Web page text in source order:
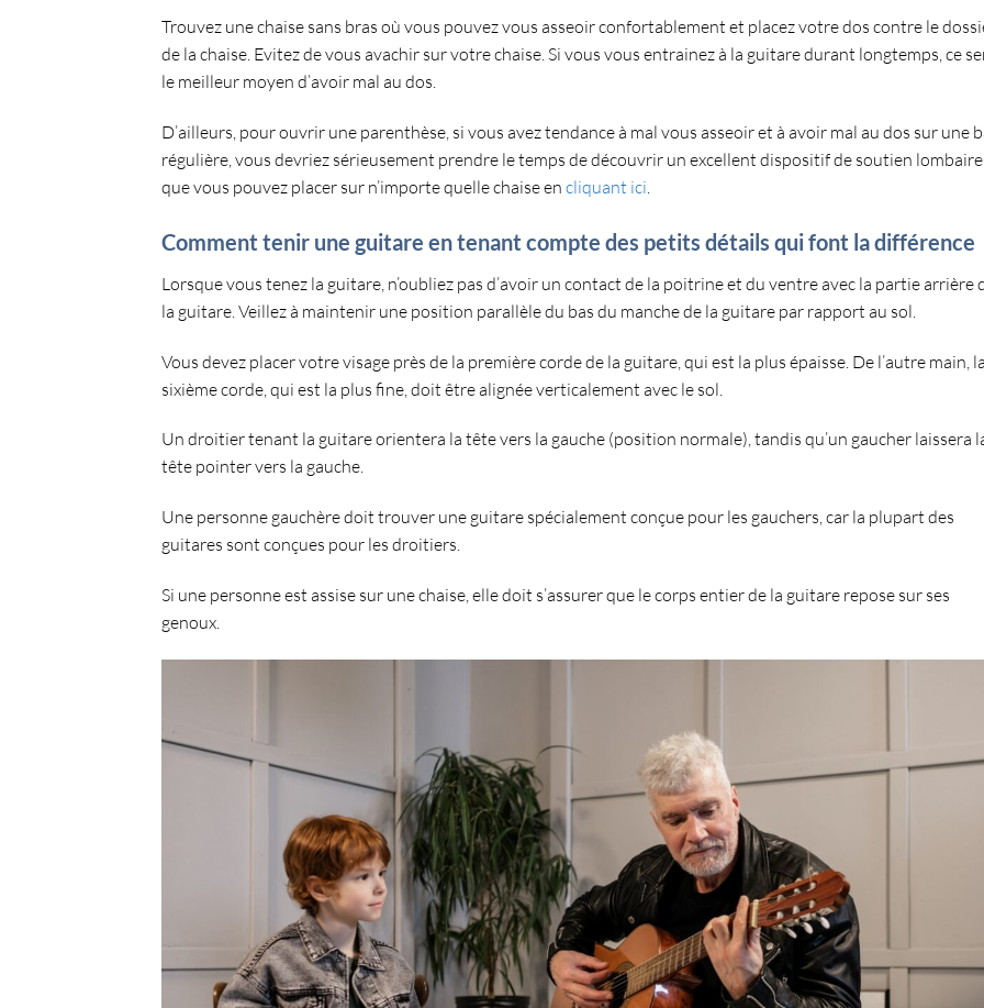
Trouvez une chaise sans bras où vous pouvez vous asseoir confortablement et placez votre dos contre le
de la chaise. Evitez de vous avachir sur votre chaise. Si vous vous entrainez à la guitare durant longtemps, ce
le meilleur moyen d’avoir mal au dos.
D’ailleurs, pour ouvrir une parenthèse, si vous avez tendance à mal vous asseoir et à avoir mal au dos sur une
régulière, vous devriez sérieusement prendre le temps de découvrir un excellent dispositif de soutien lombaire
que vous pouvez placer sur n’importe quelle chaise en cliquant ici
Comment tenir une guitare en tenant compte des petits détails qui font la différence
Lorsque vous tenez la guitare, n’oubliez pas d’avoir un contact de la poitrine et du ventre avec la partie arrière
la guitare . Veillez à maintenir une position parallèle du bas du manche de la guitare par rapport au sol
Vous devez placer votre visage près de la première corde de la guitare , qui est la plus épaisse. De l’autre main,
sixième corde, qui est la plus fine, doit être alignée verticalement avec le sol.
Un droitier tenant la guitare orientera la tête vers la gauche (position normale), tandis qu’un gaucher laissera
tête pointer vers la gauche.
Une personne gauchère doit trouver une guitare spécialement conçue pour les gauchers, car la plupart des
guitares sont conçues pour les droitiers.
Si une personne est assise sur une chaise, elle doit s’assurer que lecorps entier de la guitare repose sur ses
genoux